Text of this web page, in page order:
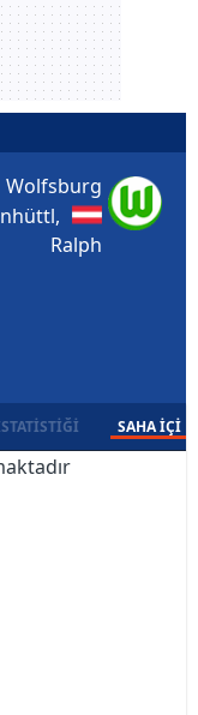
Wolfsburg
Ralph
SAHA İÇI